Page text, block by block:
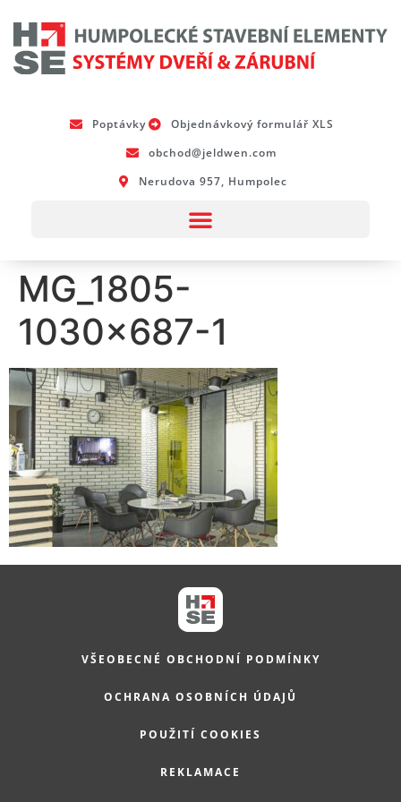
Poptávky
Objednávkový formulář XLS
obchod@jeldwen.com
Nerudova 957, Humpolec
MG_1805-
1030×687-1
VŠEOBECNÉ OBCHODNÍ PODMÍNKY
OCHRANA OSOBNÍCH ÚDAJŮ
POUŽITÍ COOKIES
REKLAMACE